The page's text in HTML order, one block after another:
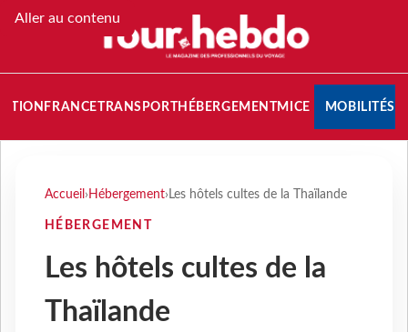
Aller au contenu
FRANCETRANSPORT HÉBERGEMENTMICE MOBILITÉS
Accueil › Hébergement› Les hôtels cultes de la Thaïlande
HÉBERGEMENT
Les hôtels cultes de la
Thaïlande